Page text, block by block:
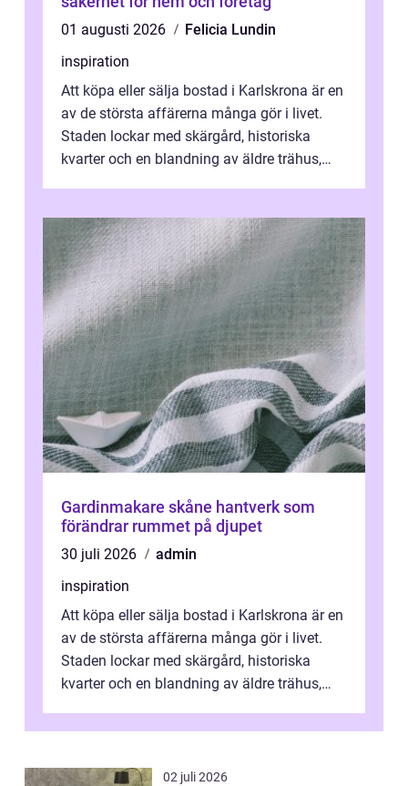
01 augusti 2026
Felicia Lundin
inspiration
Att köpa eller sälja bostad i Karlskrona är en
av de största affärerna många gör i livet.
Staden lockar med skärgård, historiska
kvarter och en blandning av äldre trähus,
Gardinmakare skåne hantverk som
förändrar rummet på djupet
30 juli 2026
admin
inspiration
Att köpa eller sälja bostad i Karlskrona är en
av de största affärerna många gör i livet.
Staden lockar med skärgård, historiska
kvarter och en blandning av äldre trähus,
02 juli 2026